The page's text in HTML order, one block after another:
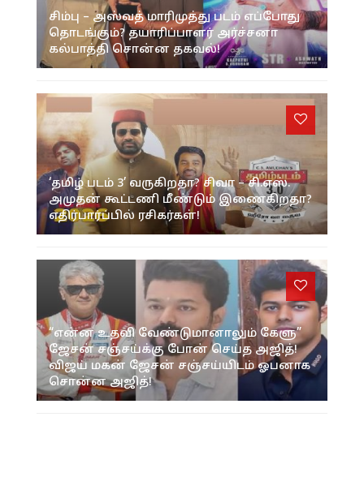
சிம்பு – அஸ்வத் மாரிமுத்து படம் எப்போது
தொடங்கும்? தயாரிப்பாளர் அர்ச்சனா
கல்பாத்தி சொன்ன தகவல்!
‘தமிழ் படம் 3’ வருகிறதா? சிவா – சி.எஸ்.
அமுதன் கூட்டணி மீண்டும் இணைகிறதா?
எதிர்பார்ப்பில் ரசிகர்கள்!
“என்ன உதவி வேண்டுமானாலும் கேளு”
ஜேசன் சஞ்சய்க்கு போன் செய்த அஜித்!
விஜய் மகன் ஜேசன் சஞ்சய்யிடம் ஓபனாக
சொன்ன அஜித்!